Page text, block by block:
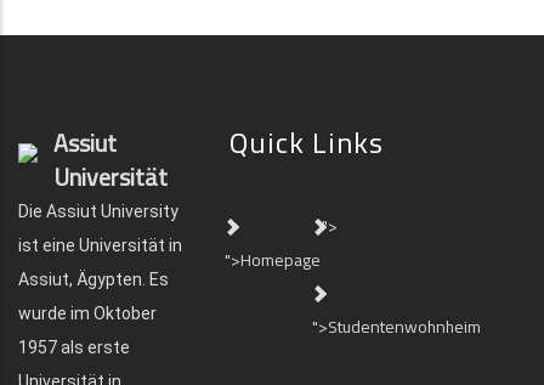
Assiut
Universität
Die Assiut University
ist eine Universität in
Assiut, Ägypten. Es
wurde im Oktober
1957 als erste
Quick Links
">Homepage
">
">Studentenwohnheim